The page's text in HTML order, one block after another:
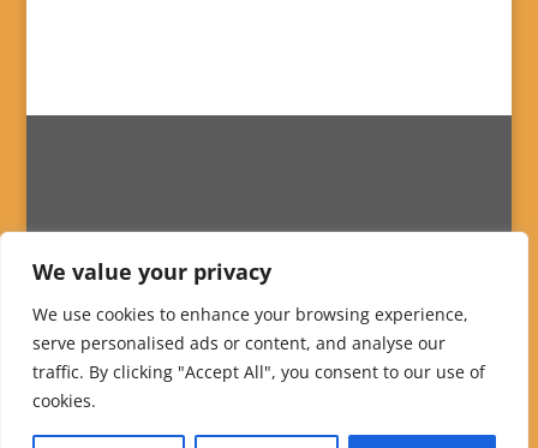
We value your privacy
We use cookies to enhance your browsing experience,
serve personalised ads or content, and analyse our
traffic. By clicking "Accept All", you consent to our use of
cookies.